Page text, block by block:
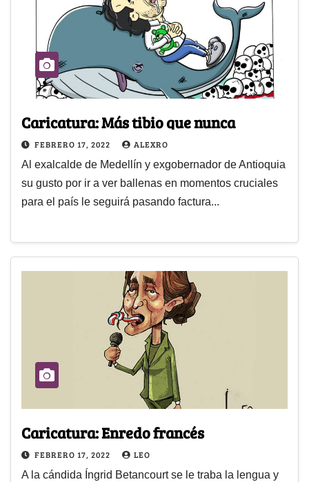
Caricatura: Más tibio que nunca
FEBRERO 17, 2022 ALEXRO
Al exalcalde de Medellín y exgobernador de Antioquia
su gusto por ir a ver ballenas en momentos cruciales
para el país le seguirá pasando factura...
Caricatura: Enredo francés
FEBRERO 17, 2022 LEO
A la cándida Íngrid Betancourt se le traba la lengua y